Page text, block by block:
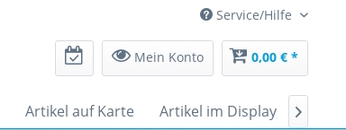
Service/Hilfe
Mein Konto 0,00 € *
Artikel auf Karte Artikel im Display 